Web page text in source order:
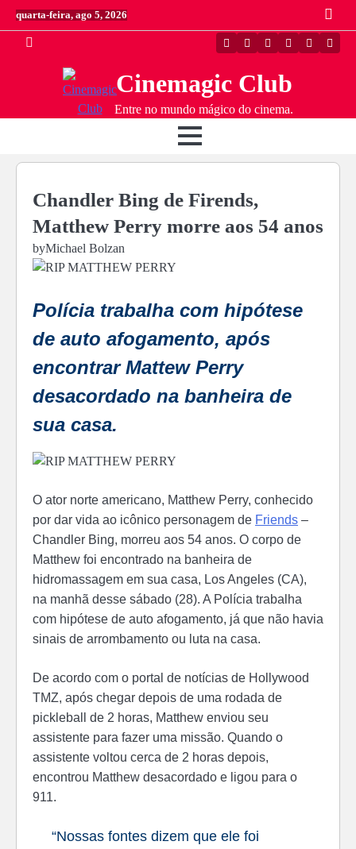
Skip
to
content
quarta-feira, ago 5, 2026
Cinemagic Club
Entre no mundo mágico do cinema.
TwitterInstagram
Facebook
Linkedin
Youtube
Chandler Bing de Firends,
Matthew Perry morre aos 54 anos
byMichael Bolzan
Polícia trabalha com hipótese
de auto afogamento, após
encontrar Mattew Perry
desacordado na banheira de
sua casa.
O ator norte americano, Matthew Perry, conhecido
por dar vida ao icônico personagem de Friends –
Chandler Bing, morreu aos 54 anos. O corpo de
Matthew foi encontrado na banheira de
hidromassagem em sua casa, Los Angeles (CA),
na manhã desse sábado (28). A Polícia trabalha
com hipótese de auto afogamento, já que não havia
sinais de arrombamento ou luta na casa.
De acordo com o portal de notícias de Hollywood
TMZ, após chegar depois de uma rodada de
pickleball de 2 horas, Matthew enviou seu
assistente para fazer uma missão. Quando o
assistente voltou cerca de 2 horas depois,
encontrou Matthew desacordado e ligou para o
911.
“Nossas fontes dizem que ele foi